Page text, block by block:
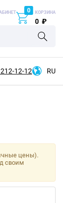
0 КОРЗИНА
0 ₽
212-12-12 RU
цены).
своим